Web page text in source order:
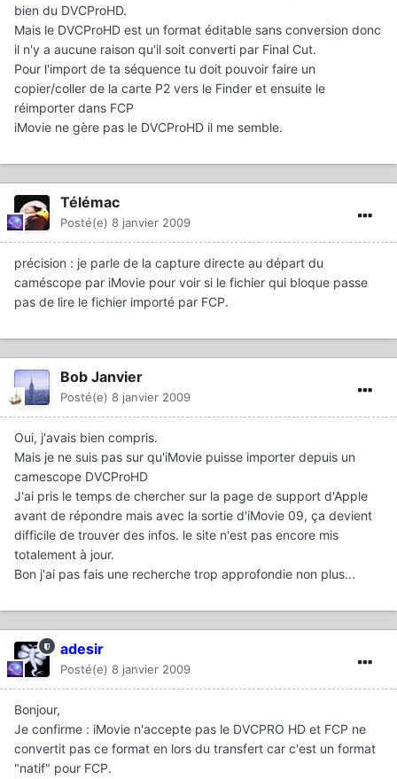
bien du DVCProHD.
Mais le DVCProHD est un format éditable sans conversion donc
il n'y a aucune raison qu'il soit converti par Final Cut.
Pour l'import de ta séquence tu doit pouvoir faire un
copier/coller de la carte P2 vers le Finder et ensuite le
réimporter dans FCP
iMovie ne gère pas le DVCProHD il me semble.
Télémac
Posté(e) 8 janvier 2009
précision : je parle de la capture directe au départ du
caméscope par iMovie pour voir si le fichier qui bloque passe
pas de lire le fichier importé par FCP.
Bob Janvier
Posté(e) 8 janvier 2009
Oui, j'avais bien compris.
Mais je ne suis pas sur qu'iMovie puisse importer depuis un
camescope DVCProHD
J'ai pris le temps de chercher sur la page de support d'Apple
avant de répondre mais avec la sortie d'iMovie 09, ça devient
difficile de trouver des infos. le site n'est pas encore mis
totalement à jour.
Bon j'ai pas fais une recherche trop approfondie non plus...
adesir
Posté(e) 8 janvier 2009
Bonjour,
Je confirme : iMovie n'accepte pas le DVCPRO HD et FCP ne
convertit pas ce format en lors du transfert car c'est un format
"natif" pour FCP.